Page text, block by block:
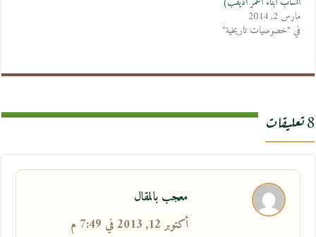
مارس 2, 2014
في "خصوصيات تاريخية"
8 تعليقات
معجب بالمقال
أكتوبر 12, 2013 في 7:49 م